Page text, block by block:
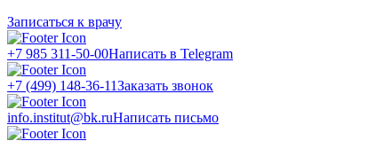
Записаться к врачу
+7 985 311-50-00Написать в Telegram
+7 (499) 148-36-11Заказать звонок
info.institut@bk.ruНаписать письмо